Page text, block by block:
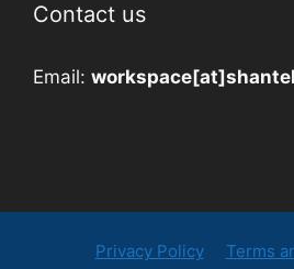
Contact us
Email:
Privacy Policy Terms